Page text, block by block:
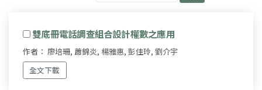
雙底冊電話調查組合設計權數之應用
作者： 廖培珊, 蕭錦炎, 楊雅惠, 彭佳玲, 劉介宇
全文下載